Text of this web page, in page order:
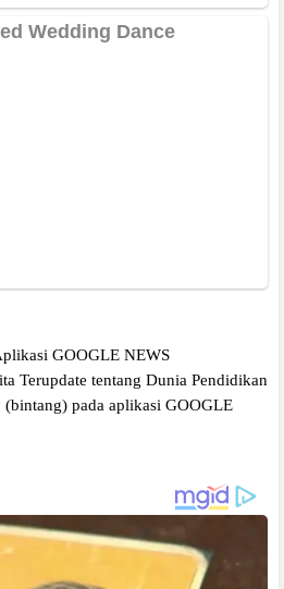
GOOGLE NEWS
Terupdate tentang Dunia Pendidikan
(bintang) pada aplikasi GOOGLE